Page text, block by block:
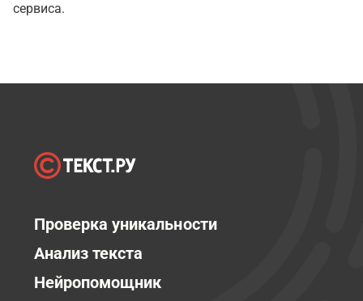
сервиса.
Проверка уникальности
Анализ текста
Нейропомощник